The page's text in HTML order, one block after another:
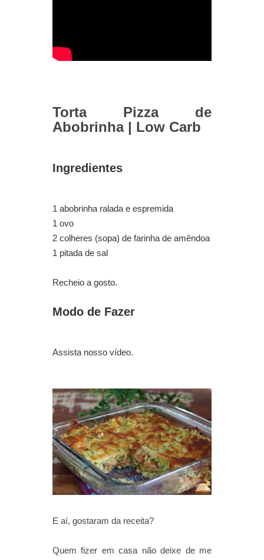
Torta Pizza de
Abobrinha | Low Carb
Ingredientes
1 abobrinha ralada e espremida
1 ovo
2 colheres (sopa) de farinha de amêndoa
1 pitada de sal
Recheio a gosto.
Modo de Fazer
Assista nosso vídeo.
E aí, gostaram da receita?
Quem fizer em casa não deixe de me